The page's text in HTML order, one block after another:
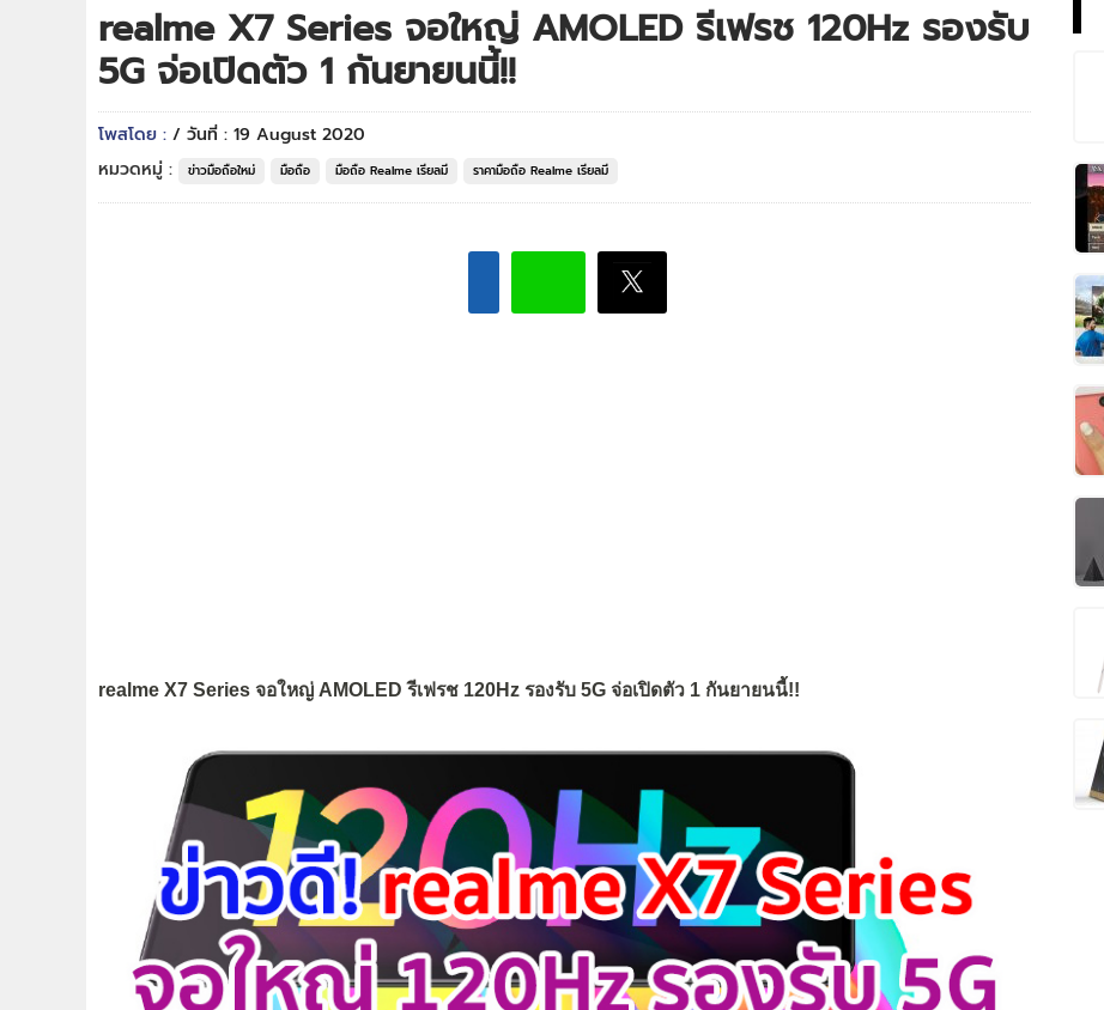
realme X7 Series จอใหญ่ AMOLED รีเฟรช 120Hz รองรับ
5G จ่อเปิดตัว 1 กันยายนนี้!!
โพสโดย : / วันที่ : 19 August 2020
หมวดหมู่ :
ข่าวมือถือใหม่ มือถือ มือถือ Realme เรียลมี ราคามือถือ Realme เรียลมี
realme X7 Series จอใหญ่ AMOLED รีเฟรช 120Hz รองรับ 5G จ่อเปิดตัว 1 กันยายนนี้!!